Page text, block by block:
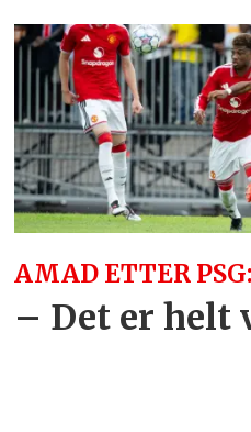
AMAD ETTER PSG:
– Det er helt